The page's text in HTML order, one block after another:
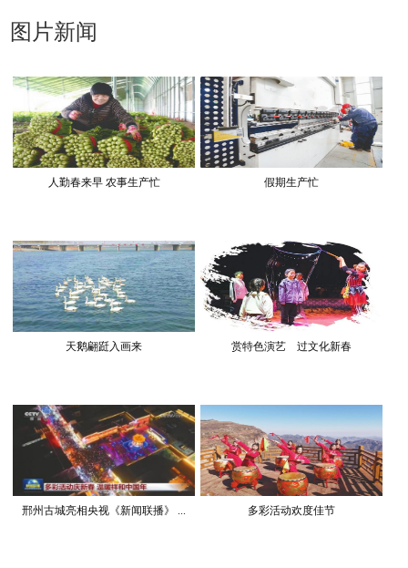
图片新闻
人勤春来早 农事生产忙 假期生产忙
天鹅翩跹入画来 赏特色演艺 过文化新春
邢州古城亮相央视《新闻联播》 ... 多彩活动欢度佳节